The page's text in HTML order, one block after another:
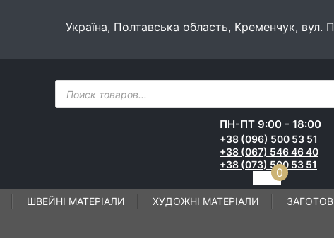
Україна, Полтавська область, Кременчук, вул.
Пошук
товарів
ПН-ПТ 9:00 - 18:00
+38 (096) 500 53 51
+38 (067) 546 46 40
+38 (073) 500 53 51
0
ШВЕЙНІ МАТЕРІАЛИ ХУДОЖНІ МАТЕРІАЛИ